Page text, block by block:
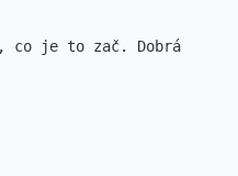
co je to zač. Dobrá